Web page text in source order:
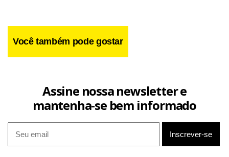
Você também pode gostar
Assine nossa newsletter e
mantenha-se bem informado